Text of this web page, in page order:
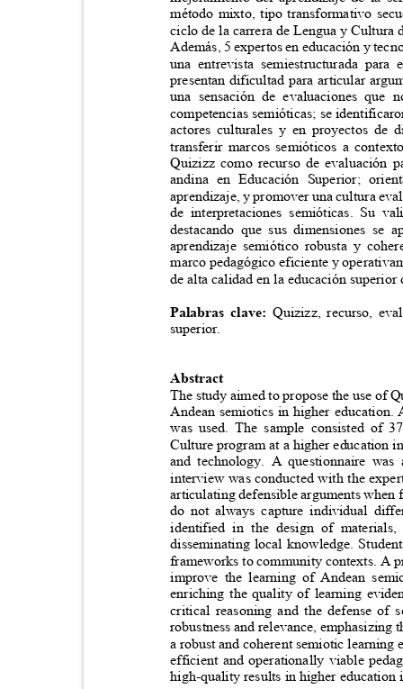
método mixto, tipo transformativo
ciclo de la carrera de Lengua y
Además, 5 expertos en educación y
una entrevista semiestructurada
presentan dificultad para articular
una sensación de evaluaciones
competencias semióticas; se
actores culturales y en proyectos de
transferir marcos semióticos a
Quizizz como recurso de evaluación
andina en Educación Superior;
aprendizaje, y promover una cultura
de interpretaciones semióticas. Su
destacando que sus dimensiones se
aprendizaje semiótico robusta y
marco pedagógico eficiente y
de alta calidad en la educación
Palabras clave:Quizizz, recurso,
superior.
Abstract
The study aimed to propose the use of
Andean semiotics in higher
was used. The sample consisted of
Culture program at a higher education
and technology. A questionnaire
interview was conducted with the
articulating defensible arguments when
do not always capture individual
identified in the design of
disseminating local knowledge.
frameworks to community contexts. A
improve the learning of Andean
enriching the quality of learning
critical reasoning and the defense
robustness and relevance,
a robust and coherent semiotic
efficient and operationally viable
high-quality results in higher